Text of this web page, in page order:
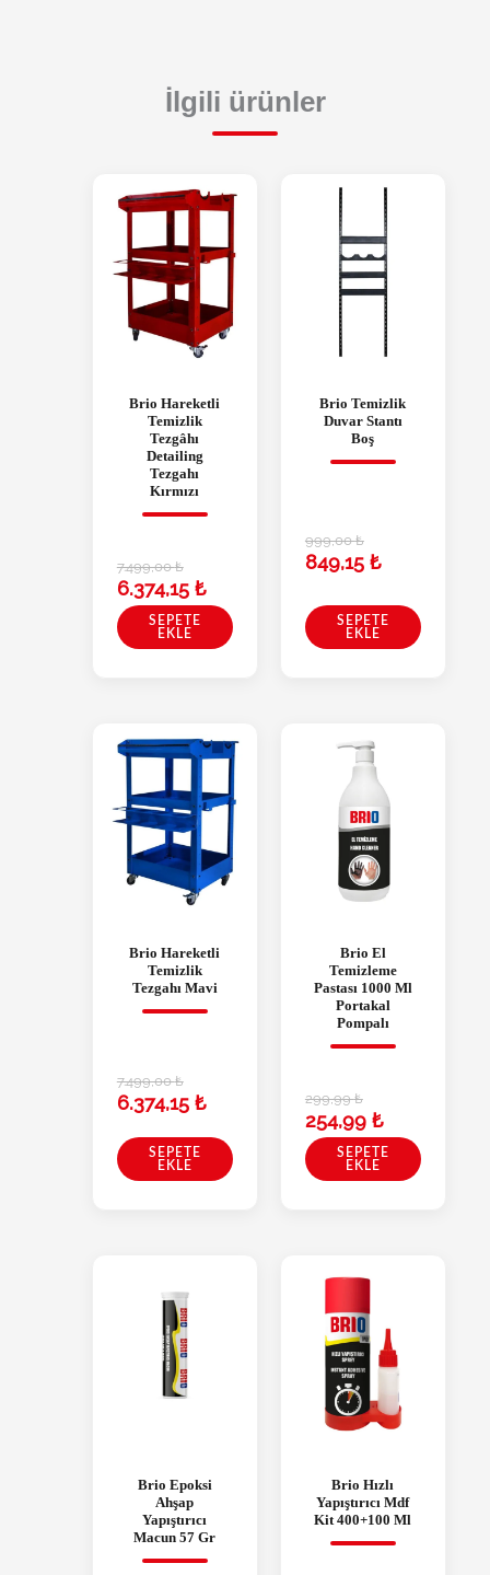
İlgili ürünler
Brio Hareketli
Temizlik
Tezgâhı
Detailing
Tezgahı
Kırmızı
7.499,00₺
6.374,15 ₺
SEPETE
EKLE
Brio Temizlik
Duvar Stantı
Boş
999,00₺
849,15 ₺
SEPETE
EKLE
Brio Hareketli
Temizlik
Tezgahı Mavi
7.499,00₺
6.374,15 ₺
SEPETE
EKLE
Brio El
Temizleme
Pastası 1000 Ml
Portakal
Pompalı
299,99₺
254,99 ₺
SEPETE
EKLE
Brio Epoksi
Ahşap
Yapıştırıcı
Macun 57 Gr
Brio Hızlı
Yapıştırıcı Mdf
Kit 400+100 Ml